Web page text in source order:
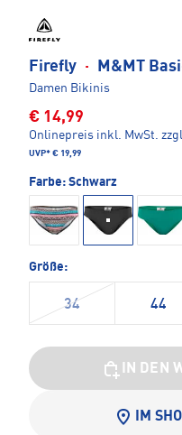
Firefly · M&MT
Damen Bikinis
€ 14,99
Onlinepreis inkl. MwSt.
UVP* € 19,99
Farbe: Schwarz
Größe:
34 44
IN DEN
IM